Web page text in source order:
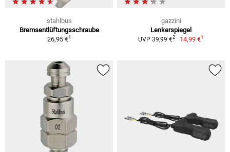
stahlbus
Bremsentlüftungsschraube
26,95 €1
gazzini
Lenkerspiegel
UVP 39,99 €2 14,99 €1